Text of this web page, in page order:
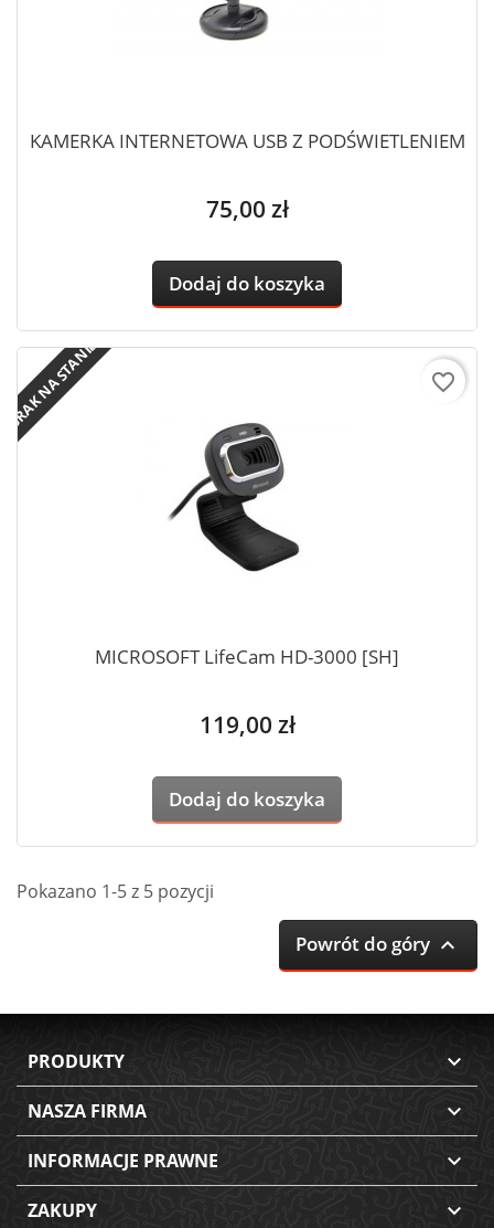
KAMERKA INTERNETOWA USB Z PODŚWIETLENIEM
Cena
75,00 zł
Dodaj do koszyka
BRAK NA STANIE
MICROSOFT LifeCam HD-3000 [SH]
Cena
119,00 zł
Dodaj do koszyka
favorite_border
Pokazano 1-5 z 5 pozycji
Powrót do góry 
PRODUKTY 
NASZA FIRMA 
INFORMACJE PRAWNE 
ZAKUPY 